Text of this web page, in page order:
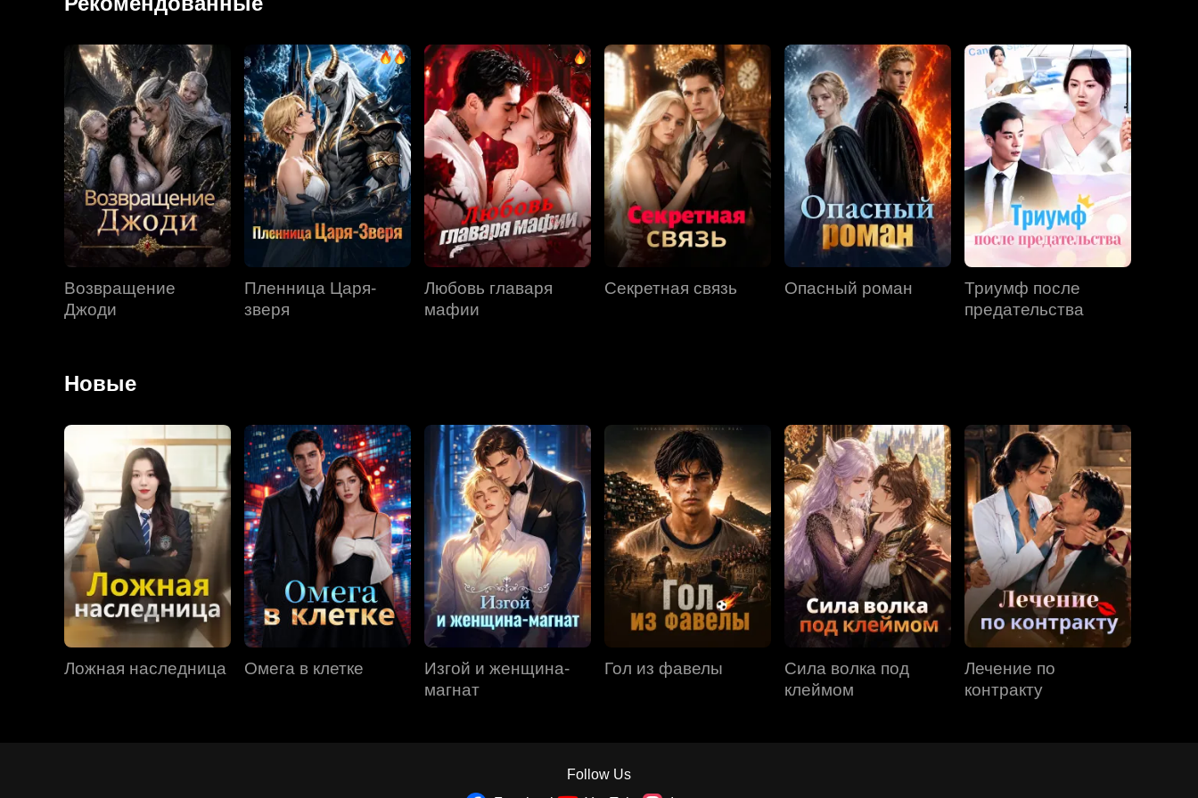
Серия 34 Серия 35 Серия 36
Серия 37 Серия 38
Серия 40
Возвращение
Джоди
Пленница Царя-
зверя
Любовь главаря
мафии
Секретная связь Опасный роман
Триумф после
предательства
Новые
Ложная наследница Омега в клетке
Изгой и женщина-
магнат
Гол из фавелы
Сила волка под
клеймом
Лечение по
контракту
Follow Us